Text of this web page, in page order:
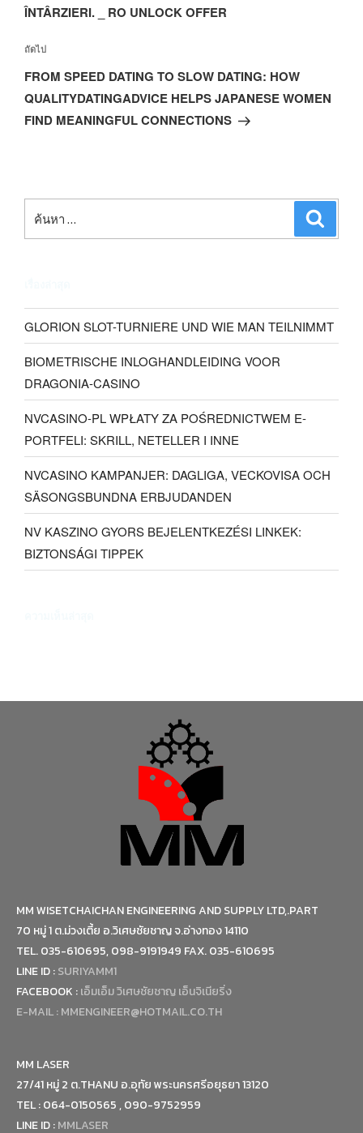
ÎNTÂRZIERI. _ RO UNLOCK OFFER
ถัดไป
FROM SPEED DATING TO SLOW DATING: HOW
QUALITYDATINGADVICE HELPS JAPANESE WOMEN
FIND MEANINGFUL CONNECTIONS
GLORION SLOT-TURNIERE UND WIE MAN TEILNIMMT
BIOMETRISCHE INLOGHANDLEIDING VOOR
DRAGONIA-CASINO
NVCASINO-PL WPŁATY ZA POŚREDNICTWEM E-
PORTFELI: SKRILL, NETELLER I INNE
NVCASINO KAMPANJER: DAGLIGA, VECKOVISA OCH
SÄSONGSBUNDNA ERBJUDANDEN
NV KASZINO GYORS BEJELENTKEZÉSI LINKEK:
BIZTONSÁGI TIPPEK
MM WISETCHAICHAN ENGINEERING AND SUPPLY LTD,.PART
70 หมู่ 1 ต.ม่วงเตี้ย อ.วิเศษชัยชาญ จ.อ่างทอง 14110
TEL. 035-610695, 098-9191949 FAX. 035-610695
LINE ID :SURIYAMM1
FACEBOOK :เอ็มเอ็ม วิเศษชัยชาญ เอ็นจิเนียริ่ง
E-MAIL :MMENGINEER@HOTMAIL.CO.TH
MM LASER
27/41 หมู่ 2 ต.THANU อ.อุทัย พระนครศรีอยุธยา 13120
TEL : 064-0150565 , 090-9752959
LINE ID :MMLASER